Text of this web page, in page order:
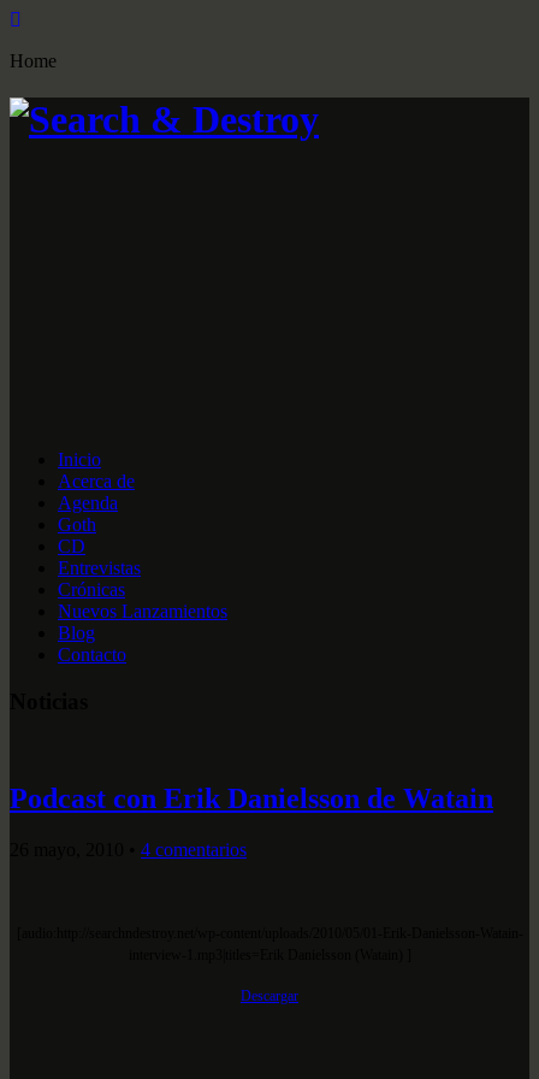
Home
Inicio
Acerca de
Agenda
Goth
CD
Entrevistas
Crónicas
Nuevos Lanzamientos
Blog
Contacto
Podcast con Erik Danielsson de Watain
4 comentarios
Descargar